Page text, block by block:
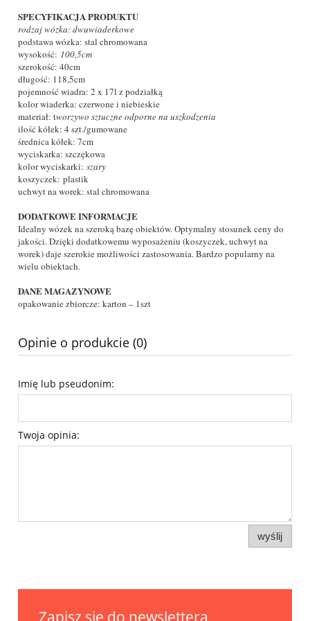
SPECYFIKACJA PRODUKTU
rodzaj wózka: dwuwiaderkowe
podstawa wózka: stal chromowana
wysokość: 100,5cm
szerokość: 40cm
długość: 118,5cm
pojemność wiadra: 2 x 17l z podziałką
kolor wiaderka: czerwone i niebieskie
materiał: tworzywo sztuczne odporne na uszkodzenia
ilość kółek: 4 szt./gumowane
średnica kółek: 7cm
wyciskarka: szczękowa
kolor wyciskarki: szary
koszyczek: plastik
uchwyt na worek: stal chromowana
DODATKOWE INFORMACJE
Idealny wózek na szeroką bazę obiektów. Optymalny stosunek ceny do
jakości. Dzięki dodatkowemu wyposażeniu (koszyczek, uchwyt na
worek) daje szerokie możliwości zastosowania. Bardzo popularny na
wielu obiektach.
DANE MAGAZYNOWE
opakowanie zbiorcze: karton – 1szt
Opinie o produkcie (0)
Imię lub pseudonim:
Twoja opinia:
wyślij
Zapisz się do newslettera